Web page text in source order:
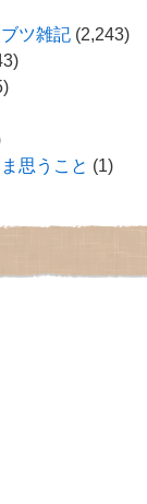
ツ雑記 (2,243)
思うこと (1)